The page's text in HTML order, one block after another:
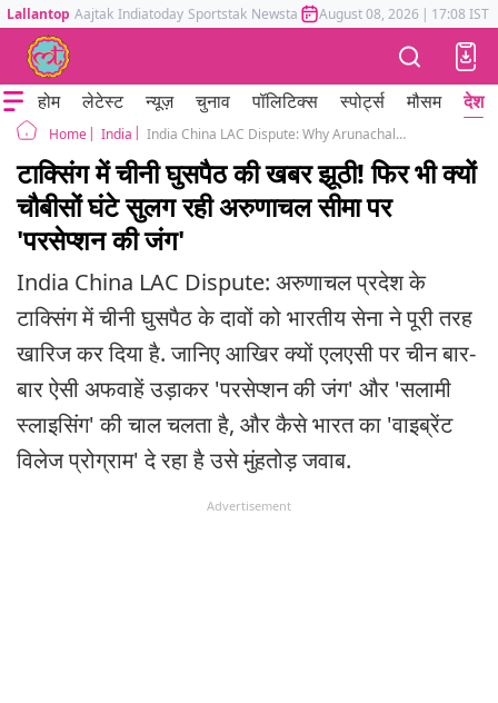
Lallantop Aajtak Indiatoday Sportstak Newstak Mumbai Tak Astrotak
August 08, 2026 | 17:08 IST
होम लेटेस्ट न्यूज़ चुनाव पॉलिटिक्स स्पोर्ट्स मौसम देश
Home India India China LAC Dispute: Why Arunachal Pradesh Border Faces Psychological Warfare Despite Army Clarification
टाक्सिंग में चीनी घुसपैठ की खबर झूठी! फिर भी क्यों
चौबीसों घंटे सुलग रही अरुणाचल सीमा पर
'परसेप्शन की जंग'
India China LAC Dispute: अरुणाचल प्रदेश के
टाक्सिंग में चीनी घुसपैठ के दावों को भारतीय सेना ने पूरी तरह
खारिज कर दिया है. जानिए आखिर क्यों एलएसी पर चीन बार-
बार ऐसी अफवाहें उड़ाकर 'परसेप्शन की जंग' और 'सलामी
स्लाइसिंग' की चाल चलता है, और कैसे भारत का 'वाइब्रेंट
विलेज प्रोग्राम' दे रहा है उसे मुंहतोड़ जवाब.
Advertisement